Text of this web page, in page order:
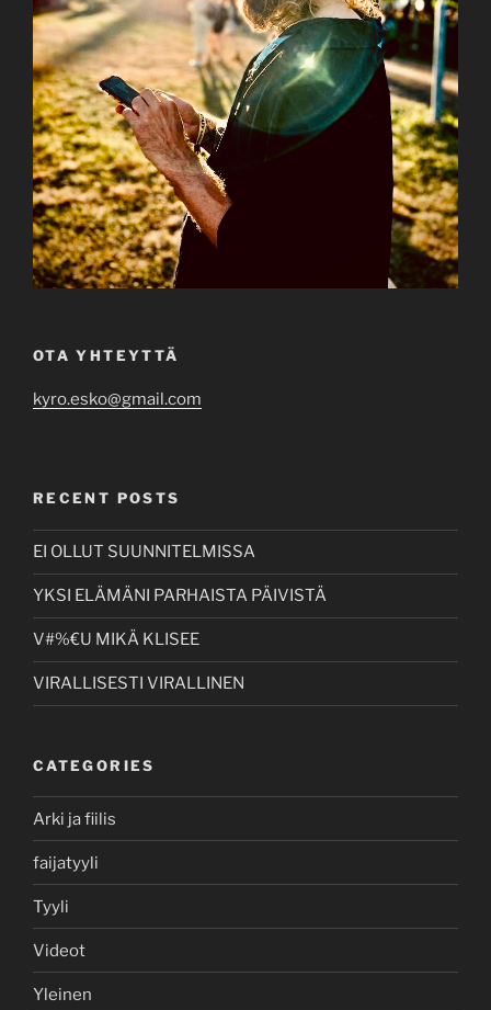
OTA YHTEYTTÄ
kyro.esko@gmail.com
RECENT POSTS
EI OLLUT SUUNNITELMISSA
YKSI ELÄMÄNI PARHAISTA PÄIVISTÄ
V#%€U MIKÄ KLISEE
VIRALLISESTI VIRALLINEN
CATEGORIES
Arki ja fiilis
faijatyyli
Tyyli
Videot
Yleinen